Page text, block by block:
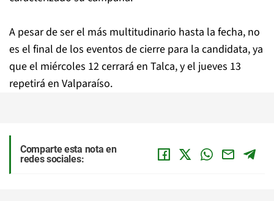
A pesar de ser el más multitudinario hasta la fecha, no
es el final de los eventos de cierre para la candidata, ya
que el miércoles 12 cerrará en Talca, y el jueves 13
repetirá en Valparaíso.
Comparte esta nota en
redes sociales: